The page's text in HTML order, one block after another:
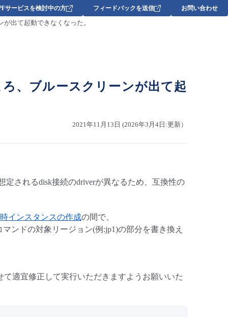
サービスを検討中の方 フィードバックを送信 お問い合わせ
出て起動できなくなった。
、ブルースクリーンが出て起
2021年11月13日 (2026年3月4日:更新）
定されるdisk接続のdriverが異なるため、互換性の
インスタンスの作成の間で、
ンドの対象リージョン(例:jp1)の部分を書き換え
適宜修正して実行いただきますようお願いいた